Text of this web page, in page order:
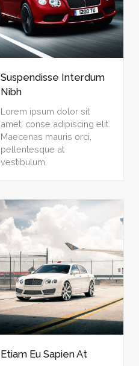
Suspendisse Interdum
Nibh
Lorem ipsum dolor sit
amet, conse adipiscing elit.
Maecenas mauris orci,
pellentesque at
vestibulum.
Etiam Eu Sapien At